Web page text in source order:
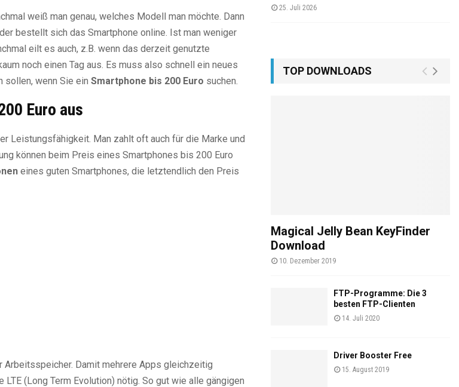
weiß man genau, welches Modell man möchte. Dann
bestellt sich das Smartphone online. Ist man weniger
eilt es auch, z.B. wenn das derzeit genutzte
noch einen Tag aus. Es muss also schnell ein neues
sollen, wenn Sie ein Smartphone bis 200 Euro suchen.
Euro aus
Leistungsfähigkeit. Man zahlt oft auch für die Marke und
können beim Preis eines Smartphones bis 200 Euro
eines guten Smartphones, die letztendlich den Preis
Damit mehrere Apps gleichzeitig
(Long Term Evolution) nötig. So gut wie alle gängigen
25. Juli 2026
TOP DOWNLOADS
Magical Jelly Bean KeyFinder
Download
10. Dezember 2019
FTP-Programme: Die 3
besten FTP-Clienten
14. Juli 2020
Driver Booster Free
15. August 2019